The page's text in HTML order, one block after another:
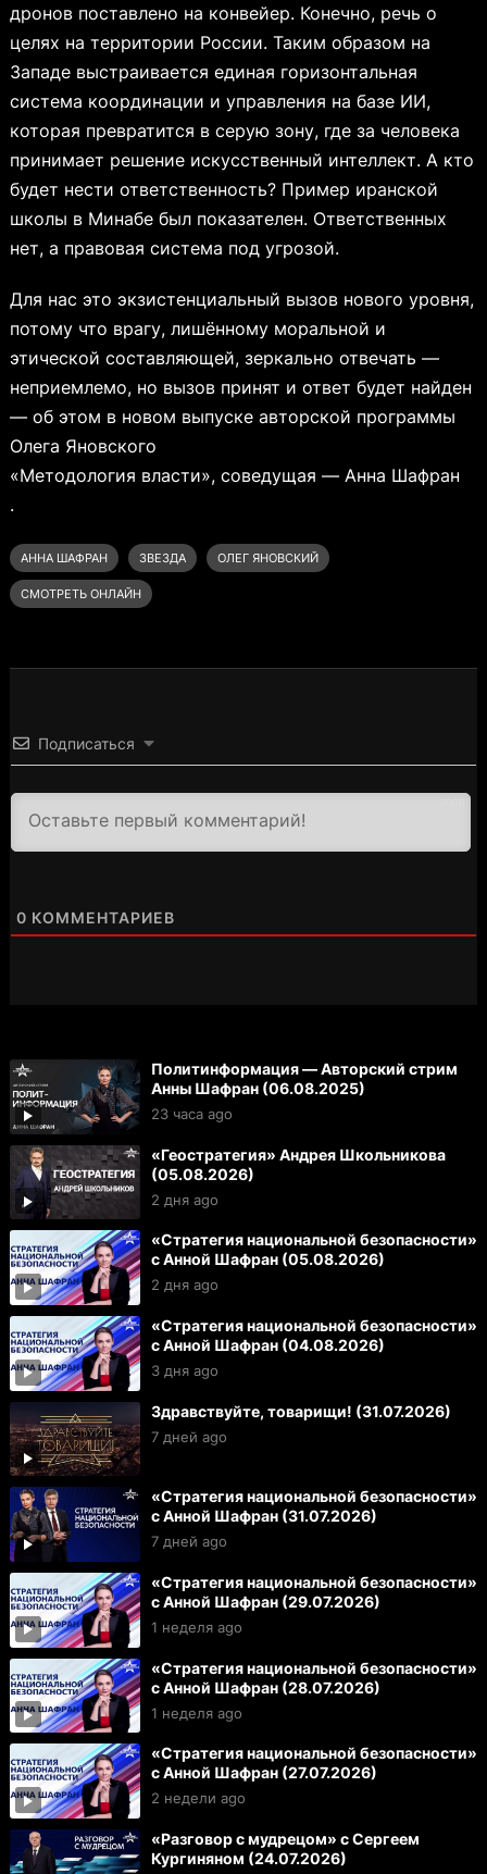
дронов поставлено на конвейер. Конечно, речь о
целях на территории России. Таким образом на
Западе выстраивается единая горизонтальная
система координации и управления на базе ИИ,
которая превратится в серую зону, где за человека
принимает решение искусственный интеллект. А кто
будет нести ответственность? Пример иранской
школы в Минабе был показателен. Ответственных
нет, а правовая система под угрозой.
Для нас это экзистенциальный вызов нового уровня,
потому что врагу, лишённому моральной и
этической составляющей, зеркально отвечать —
неприемлемо, но вызов принят и ответ будет найден
— об этом в новом выпуске авторской программы
Олега Яновского
«Методология власти», соведущая — Анна Шафран
.
АННА ШАФРАН ЗВЕЗДА ОЛЕГ ЯНОВСКИЙ
СМОТРЕТЬ ОНЛАЙН
Подписаться
0 КОММЕНТАРИЕВ
Политинформация — Авторский стрим
Анны Шафран (06.08.2025)
23 часа ago
«Геостратегия» Андрея Школьникова
(05.08.2026)
2 дня ago
«Стратегия национальной безопасности»
с Анной Шафран (05.08.2026)
2 дня ago
«Стратегия национальной безопасности»
с Анной Шафран (04.08.2026)
3 дня ago
Здравствуйте, товарищи! (31.07.2026)
7 дней ago
«Стратегия национальной безопасности»
с Анной Шафран (31.07.2026)
7 дней ago
«Стратегия национальной безопасности»
с Анной Шафран (29.07.2026)
1 неделя ago
«Стратегия национальной безопасности»
с Анной Шафран (28.07.2026)
1 неделя ago
«Стратегия национальной безопасности»
с Анной Шафран (27.07.2026)
2 недели ago
«Разговор с мудрецом» с Сергеем
Кургиняном (24.07.2026)